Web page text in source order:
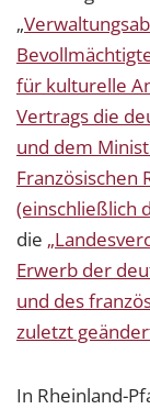
„
für kulturelle
Vertrags die
und dem
Französischen
(einschließlich
die
Erwerb der
und des
zuletzt
In Rheinland-